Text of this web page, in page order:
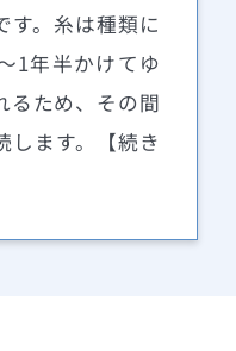
す。糸は種類に
1年半かけてゆ
るため、その間
します。【続き